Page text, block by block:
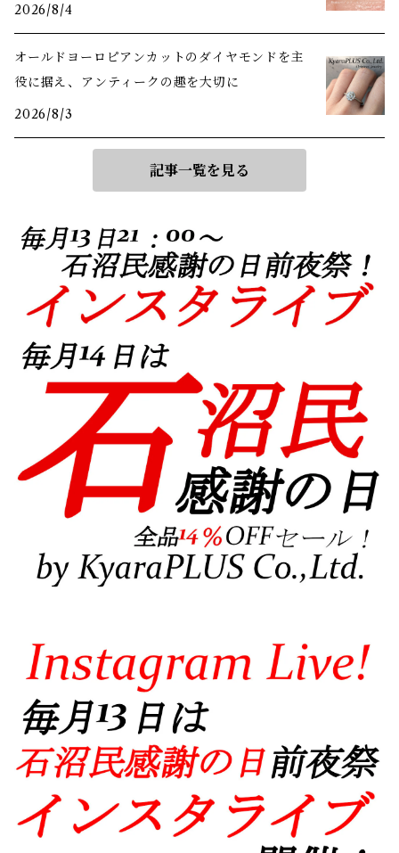
2026/8/4
オールドヨーロピアンカットのダイヤモンドを主
役に据え、アンティークの趣を大切に
2026/8/3
記事一覧を見る